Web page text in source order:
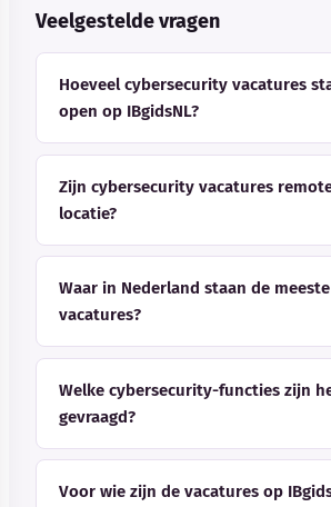
Veelgestelde vragen
Hoeveel cybersecurity vacatures
open op IBgidsNL?
Zijn cybersecurity vacatures
locatie?
Waar in Nederland staan de meeste
vacatures?
Welke cybersecurity-functies zijn
gevraagd?
Voor wie zijn de vacatures op